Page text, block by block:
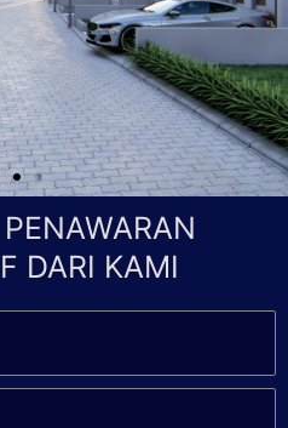
DARI KAMI